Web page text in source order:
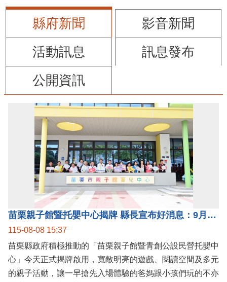
縣府新聞
影音新聞
活動訊息
訊息發布
公開資訊
苗栗親子館暨托嬰中心揭牌 縣長宣布好消息：9月1日起調降臨時托嬰費用
115-08-08 15:37
苗栗縣政府積極推動的「苗栗親子館暨青創公設民營托嬰中
心」今天正式揭牌啟用，寬敞明亮的遊戲、閱讀空間及多元
的親子活動，讓一早搶先入場體驗的爸媽跟小孩們玩的不亦